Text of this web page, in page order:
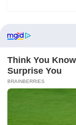
Home Tentang
©2026